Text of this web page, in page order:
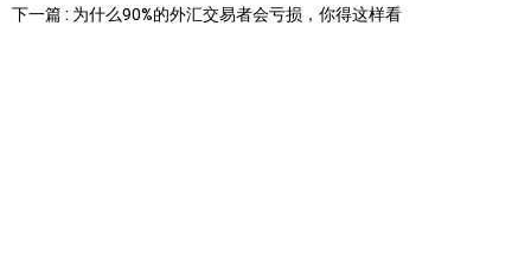
下一篇 : 为什么90%的外汇交易者会亏损，你得这样看